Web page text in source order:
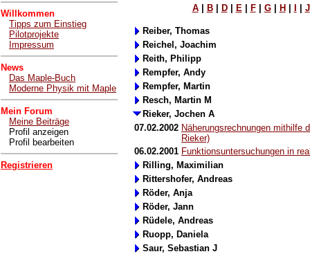
Willkommen
Tipps zum Einstieg
Pilotprojekte
Impressum
News
Das Maple-Buch
Moderne Physik mit Maple
Mein Forum
Meine Beiträge
Profil anzeigen
Profil bearbeiten
Registrieren
A| B| D| E| F| G| H J
Reiber, Thomas
Reichel, Joachim
Reith, Philipp
Rempfer, Andy
Rempfer, Martin
Resch, Martin M
Rieker, Jochen A
07.02.2002 Näherungsrechnungen mithilfe
Rieker)
06.02.2001 Funktionsuntersuchungen in
Rilling, Maximilian
Rittershofer, Andreas
Röder, Anja
Röder, Jann
Rüdele, Andreas
Ruopp, Daniela
Saur, Sebastian J